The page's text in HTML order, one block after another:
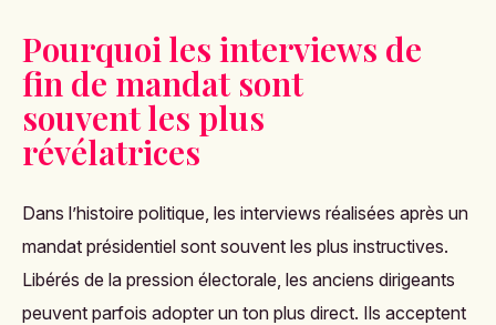
Pourquoi les interviews de
fin de mandat sont
souvent les plus
révélatrices
Dans l’histoire politique, les interviews réalisées après un
mandat présidentiel sont souvent les plus instructives.
Libérés de la pression électorale, les anciens dirigeants
peuvent parfois adopter un ton plus direct. Ils acceptent